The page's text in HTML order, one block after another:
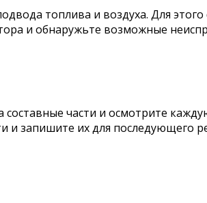
топлива и воздуха. Для
и обнаружьте возможные
части и осмотрите
и запишите их для последующего